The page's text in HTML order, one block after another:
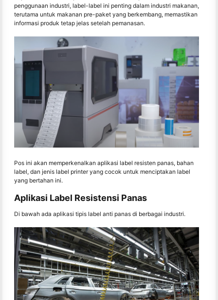
penggunaan industri, label-label ini penting dalam industri makanan,
terutama untuk makanan pre-paket yang berkembang, memastikan
informasi produk tetap jelas setelah pemanasan.
Pos ini akan memperkenalkan aplikasi label resisten panas, bahan
label, dan jenis label printer yang cocok untuk menciptakan label
yang bertahan ini.
Aplikasi Label Resistensi Panas
Di bawah ada aplikasi tipis label anti panas di berbagai industri.